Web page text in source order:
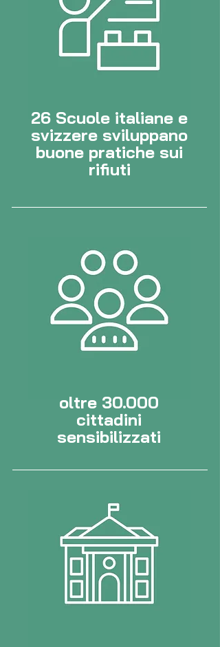
26 Scuole italiane e
svizzere sviluppano
buone pratiche sui
rifiuti
oltre 30.000
cittadini
sensibilizzati